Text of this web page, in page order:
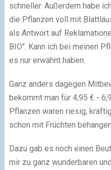
schneller. Außerdem habe
die Pflanzen voll mit
als Antwort auf
BIO". Kann ich bei meinen
es nur erwähnt haben.
Ganz anders dagegen
bekommt man für 4,95 € -
Pflanzen waren riesig,
schon mit Früchten
Dazu gab es noch einen
mir zu ganz wunderbaren